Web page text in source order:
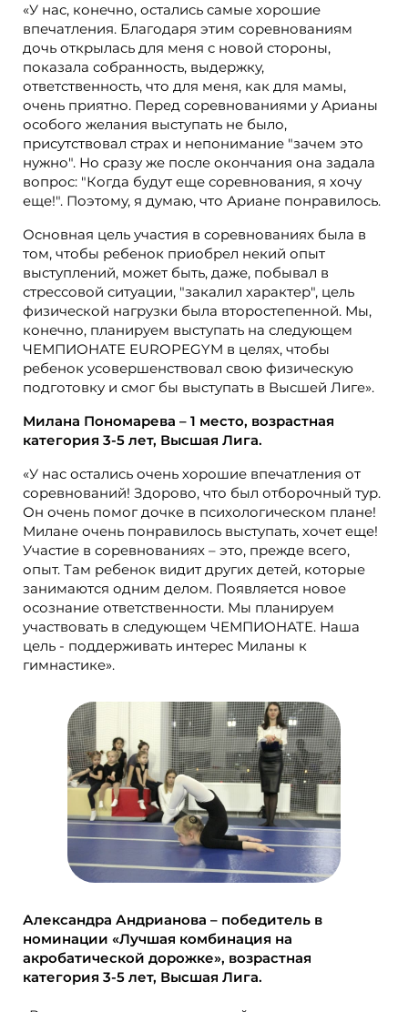
«У нас, конечно, остались самые хорошие
впечатления. Благодаря этим соревнованиям
дочь открылась для меня с новой стороны,
показала собранность, выдержку,
ответственность, что для меня, как для мамы,
очень приятно. Перед соревнованиями у Арианы
особого желания выступать не было,
присутствовал страх и непонимание "зачем это
нужно". Но сразу же после окончания она задала
вопрос: "Когда будут еще соревнования, я хочу
еще!". Поэтому, я думаю, что Ариане понравилось.
Основная цель участия в соревнованиях была в
том, чтобы ребенок приобрел некий опыт
выступлений, может быть, даже, побывал в
стрессовой ситуации, "закалил характер", цель
физической нагрузки была второстепенной. Мы,
конечно, планируем выступать на следующем
ЧЕМПИОНАТЕ EUROPEGYM в целях, чтобы
ребенок усовершенствовал свою физическую
подготовку и смог бы выступать в Высшей Лиге».
Милана Пономарева – 1 место, возрастная
категория 3-5 лет, Высшая Лига.
«У нас остались очень хорошие впечатления от
соревнований! Здорово, что был отборочный тур.
Он очень помог дочке в психологическом плане!
Милане очень понравилось выступать, хочет еще!
Участие в соревнованиях – это, прежде всего,
опыт. Там ребенок видит других детей, которые
занимаются одним делом. Появляется новое
осознание ответственности. Мы планируем
участвовать в следующем ЧЕМПИОНАТЕ. Наша
цель - поддерживать интерес Миланы к
гимнастике».
Александра Андрианова – победитель в
номинации «Лучшая комбинация на
акробатической дорожке», возрастная
категория 3-5 лет, Высшая Лига.